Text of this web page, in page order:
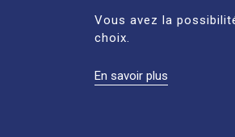
Vous avez la
choix.
En savoir plus